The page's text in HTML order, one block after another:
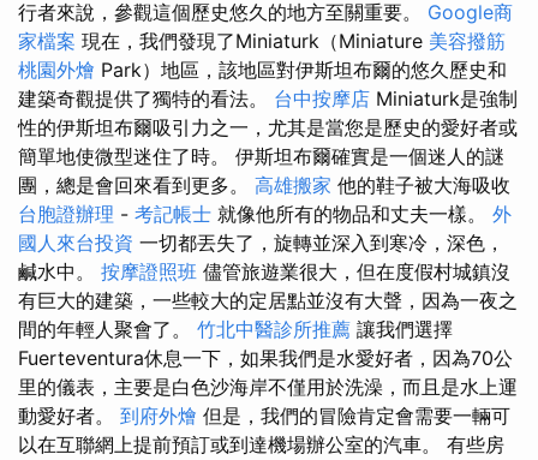
行者來說，參觀這個歷史悠久的地方至關重要。 Google商
家檔案 現在，我們發現了Miniaturk（Miniature 美容撥筋
桃園外燴 Park）地區，該地區對伊斯坦布爾的悠久歷史和
建築奇觀提供了獨特的看法。 台中按摩店 Miniaturk是強制
性的伊斯坦布爾吸引力之一，尤其是當您是歷史的愛好者或
簡單地使微型迷住了時。 伊斯坦布爾確實是一個迷人的謎
團，總是會回來看到更多。 高雄搬家 他的鞋子被大海吸收
台胞證辦理 - 考記帳士 就像他所有的物品和丈夫一樣。 外
國人來台投資 一切都丟失了，旋轉並深入到寒冷，深色，
鹹水中。 按摩證照班 儘管旅遊業很大，但在度假村城鎮沒
有巨大的建築，一些較大的定居點並沒有大聲，因為一夜之
間的年輕人聚會了。 竹北中醫診所推薦 讓我們選擇
Fuerteventura休息一下，如果我們是水愛好者，因為70公
里的儀表，主要是白色沙海岸不僅用於洗澡，而且是水上運
動愛好者。 到府外燴 但是，我們的冒險肯定會需要一輛可
以在互聯網上提前預訂或到達機場辦公室的汽車。 有些房